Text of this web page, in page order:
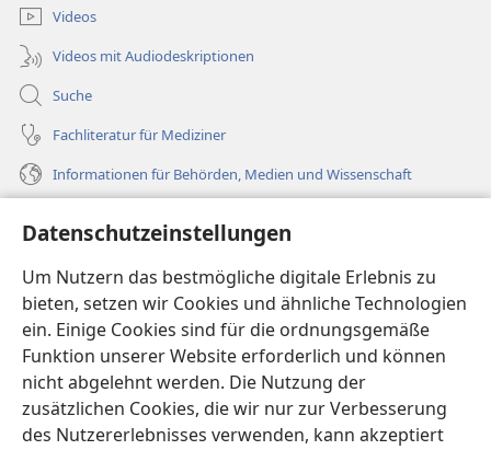
Datenschutzeinstellungen
Um Nutzern das bestmögliche digitale Erlebnis zu
bieten, setzen wir Cookies und ähnliche Technologien
ein. Einige Cookies sind für die ordnungsgemäße
Funktion unserer Website erforderlich und können
nicht abgelehnt werden. Die Nutzung der
zusätzlichen Cookies, die wir nur zur Verbesserung
des Nutzererlebnisses verwenden, kann akzeptiert
Videos
Videos mit Audiodeskriptionen
Suche
Fachliteratur für Mediziner
Informationen für Behörden, Medien und Wissenschaft
Spenden
(öffnet
neues
Fenster)Wachtturm ONLINE-BIBLIOTHEK
(öffnet
neues
Fenster)JW Hub®
(öffnet
neues
Fenster)JW Library